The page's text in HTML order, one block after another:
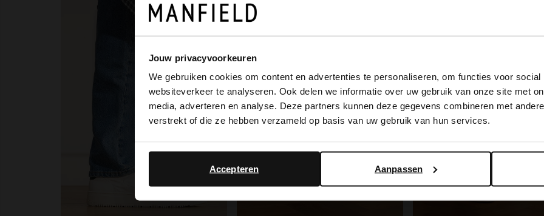
Jouw privacyvoorkeuren
We gebruiken cookies om content en advertenties te personaliseren, om functies voor social
websiteverkeer te analyseren. Ook delen we informatie over uw gebruik van onze site met
media, adverteren en analyse. Deze partners kunnen deze gegevens combineren met
verstrekt of die ze hebben verzameld op basis van uw gebruik van hun services.
Aanpassen
Accepteren
-50%
It looks like your language isn't Dutch. Would you like to